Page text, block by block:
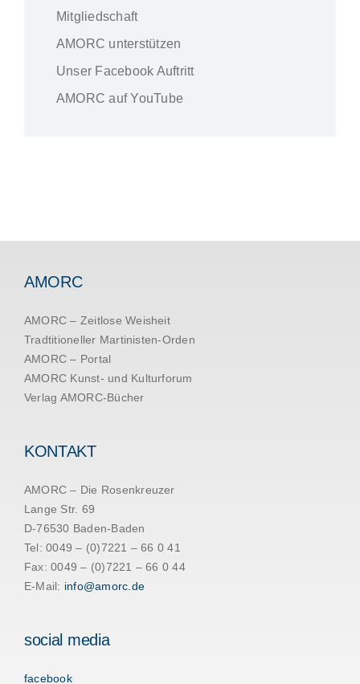
Kontakt zur Gruppe
Mitgliedschaft
AMORC unterstützen
Unser Facebook Auftritt
AMORC auf YouTube
AMORC
AMORC – Zeitlose Weisheit
Tradtitioneller Martinisten-Orden
AMORC – Portal
AMORC Kunst- und Kulturforum
Verlag AMORC-Bücher
KONTAKT
AMORC – Die Rosenkreuzer
Lange Str. 69
D-76530 Baden-Baden
Tel: 0049 – (0)7221 – 66 0 41
Fax: 0049 – (0)7221 – 66 0 44
E-Mail: info@amorc.de
social media
facebook